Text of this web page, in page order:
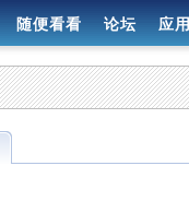
随便看看 论坛 应用